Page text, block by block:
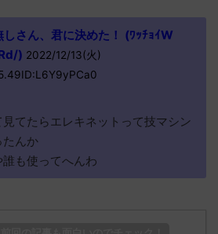
しさん、君に決めた！ (ﾜｯﾁｮｲW
) 2022/12/13(火)
てたらエレキネットって技マシン
たんか
誰も使ってへんわ